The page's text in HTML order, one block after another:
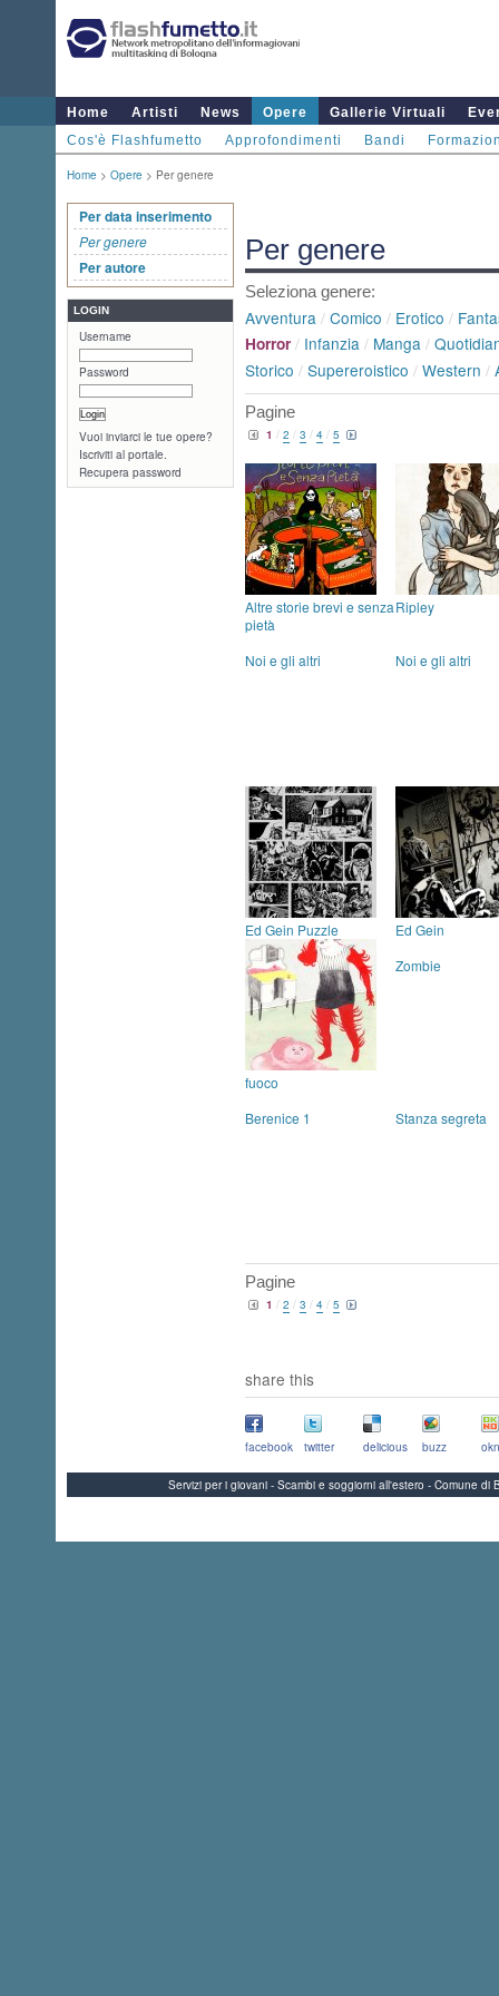
Home Artisti News Opere Gallerie Virtuali
Cos'è Flashfumetto
Approfondimenti Bandi
Home > Opere > Per genere
Per data inserimento
Per genere
Per autore
LOGIN
Username
Password
Vuoi inviarci le tue opere?
Iscriviti al portale.
Recupera password
Per genere
Seleziona genere:
Avventura / Comico / Erotico /
Horror / Infanzia / Manga /
Storico / Supereroistico / Western /
Pagine
1 / 2 / 3 / 4 / 5
Altre storie brevi e senza
pietà
Ripley
Noi e gli altri Noi e gli altri
Ed Gein Puzzle Ed Gein
fuoco
Zombie
Berenice 1 Stanza segreta
Pagine
1 / 2 / 3 / 4 / 5
share this
facebook twitter delicious buzz
Servizi per i giovani - Scambi e soggiorni all'estero - Comune